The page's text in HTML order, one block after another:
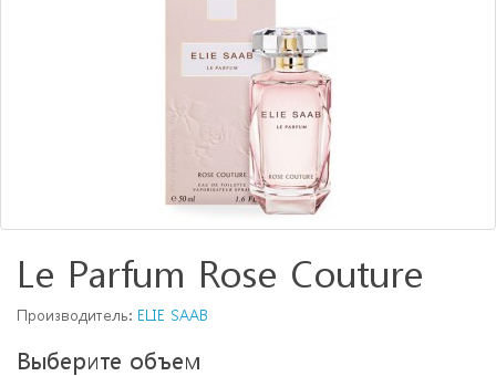
Le Parfum Rose Couture
Производитель: ELIE SAAB
Выберите объем